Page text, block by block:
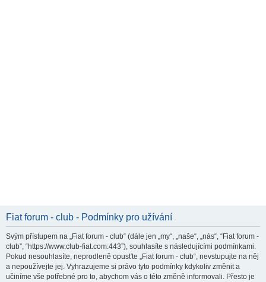
Fiat forum - club - Podmínky pro užívání
Svým přístupem na „Fiat forum - club“ (dále jen „my“, „naše“, „nás“, “Fiat forum -
club”, “https://www.club-fiat.com:443”), souhlasíte s následujícími podmínkami.
Pokud nesouhlasíte, neprodleně opusťte „Fiat forum - club“, nevstupujte na něj
a nepoužívejte jej. Vyhrazujeme si právo tyto podmínky kdykoliv změnit a
učiníme vše potřebné pro to, abychom vás o této změně informovali. Přesto je